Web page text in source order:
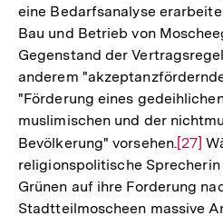
eine Bedarfsanalyse
Bau und Betrieb von
Gegenstand der
anderem
"Förderung eines
muslimischen und der
Bevölkerung" vorsehen.Zur
der
[27]
religionspolitische
Grünen auf ihre Forderung
Stadtteilmoscheen massive